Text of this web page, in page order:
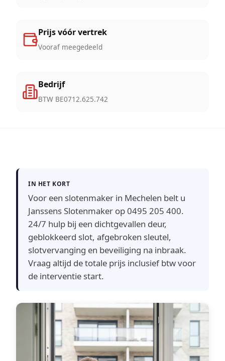
Prijs vóór vertrek
Vooraf meegedeeld
Bedrijf
BTW BE0712.625.742
IN HET KORT
Voor een slotenmaker in Mechelen belt u
Janssens Slotenmaker op 0495 205 400.
24/7 hulp bij een dichtgevallen deur,
geblokkeerd slot, afgebroken sleutel,
slotvervanging en beveiliging na inbraak.
Vraag altijd de totale prijs inclusief btw voor
de interventie start.